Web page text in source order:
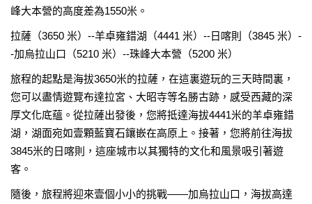
峰大本營的高度差為1550米。
拉薩（3650 米）--羊卓雍錯湖（4441 米）--日喀則（3845 米）-
-加烏拉山口（5210 米）--珠峰大本營（5200 米）
旅程的起點是海拔3650米的拉薩，在這裏遊玩的三天時間裏，
您可以盡情遊覽布達拉宮、大昭寺等名勝古跡，感受西藏的深
厚文化底蘊。從拉薩出發後，您將抵達海拔4441米的羊卓雍錯
湖，湖面宛如壹顆藍寶石鑲嵌在高原上。接著，您將前往海拔
3845米的日喀則，這座城市以其獨特的文化和風景吸引著遊
客。
隨後，旅程將迎來壹個小小的挑戰——加烏拉山口，海拔高達